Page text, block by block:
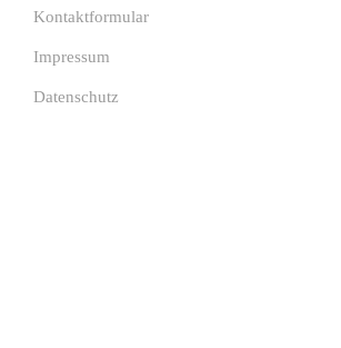
Kontaktformular
Impressum
Datenschutz